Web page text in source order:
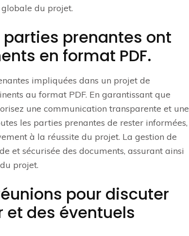
du projet.
prenantes ont
en format PDF.
impliquées dans un projet de
au format PDF. En garantissant que
une communication transparente et une
les parties prenantes de rester informées,
à la réussite du projet. La gestion de
et sécurisée des documents, assurant ainsi
projet.
pour discuter
et des éventuels